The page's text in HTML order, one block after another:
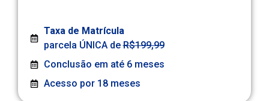
Taxa de Matrícula
parcela ÚNICA deR$199,99
Conclusão em até 6 meses
Acesso por 18 meses